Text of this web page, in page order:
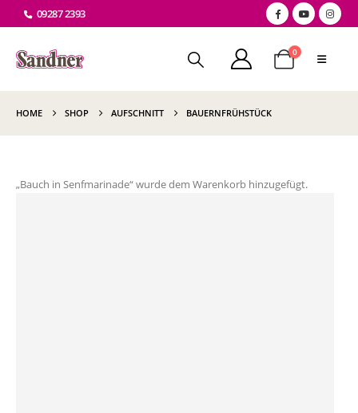
09287 2393
0
HOME SHOP AUFSCHNITT BAUERNFRÜHSTÜCK
„Bauch in Senfmarinade“ wurde dem Warenkorb hinzugefügt.